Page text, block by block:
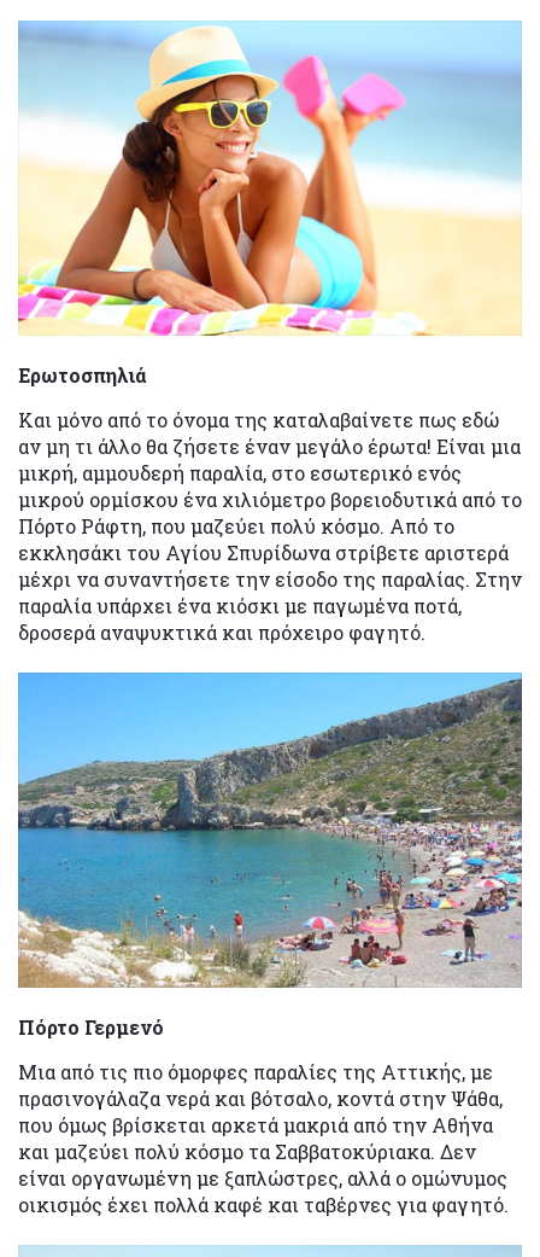
Ερωτοσπηλιά
Και μόνο από το όνομα της καταλαβαίνετε πως εδώ
αν μη τι άλλο θα ζήσετε έναν μεγάλο έρωτα! Είναι μια
μικρή, αμμουδερή παραλία, στο εσωτερικό ενός
μικρού ορμίσκου ένα χιλιόμετρο βορειοδυτικά από το
Πόρτο Ράφτη, που μαζεύει πολύ κόσμο. Από το
εκκλησάκι του Αγίου Σπυρίδωνα στρίβετε αριστερά
μέχρι να συναντήσετε την είσοδο της παραλίας. Στην
παραλία υπάρχει ένα κιόσκι με παγωμένα ποτά,
δροσερά αναψυκτικά και πρόχειρο φαγητό.
Πόρτο Γερμενό
Μια από τις πιο όμορφες παραλίες της Αττικής, με
πρασινογάλαζα νερά και βότσαλο, κοντά στην Ψάθα,
που όμως βρίσκεται αρκετά μακριά από την Αθήνα
και μαζεύει πολύ κόσμο τα Σαββατοκύριακα. Δεν
είναι οργανωμένη με ξαπλώστρες, αλλά ο ομώνυμος
οικισμός έχει πολλά καφέ και ταβέρνες για φαγητό.